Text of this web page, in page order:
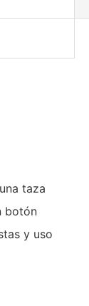
taza
botón
y uso